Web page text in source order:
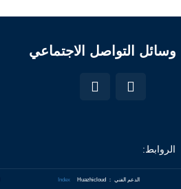
وسائل التواصل الاجتماعي
الروابط:
الدعم الفني ： Huazhicloud Index